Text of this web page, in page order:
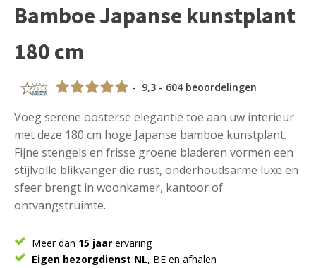
Bamboe Japanse kunstplant
180 cm
- 9,3 - 604 beoordelingen
Voeg serene oosterse elegantie toe aan uw interieur
met deze 180 cm hoge Japanse bamboe kunstplant.
Fijne stengels en frisse groene bladeren vormen een
stijlvolle blikvanger die rust, onderhoudsarme luxe en
sfeer brengt in woonkamer, kantoor of
ontvangstruimte.
Meer dan 15 jaar ervaring
Eigen bezorgdienst NL, BE en afhalen